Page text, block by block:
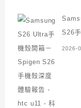
S26
2026-